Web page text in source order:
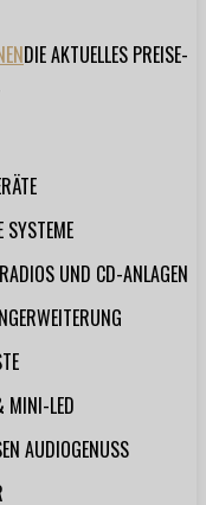
DIE AKTUELLES PREISE-
SYSTEME
UND CD-ANLAGEN
MINI-LED
AUDIOGENUSS